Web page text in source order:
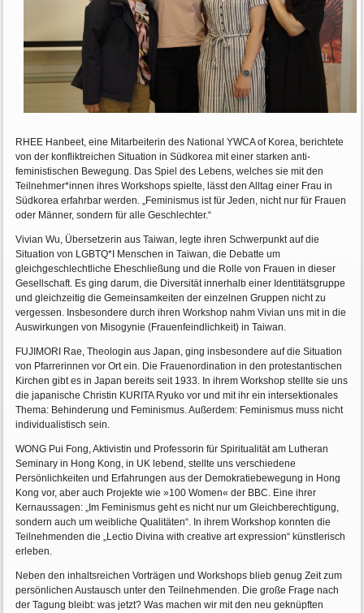
RHEE Hanbeet, eine Mitarbeiterin des National YWCA of Korea, berichtete
von der konfliktreichen Situation in Südkorea mit einer starken anti-
feministischen Bewegung. Das Spiel des Lebens, welches sie mit den
Teilnehmer*innen ihres Workshops spielte, lässt den Alltag einer Frau in
Südkorea erfahrbar werden. „Feminismus ist für Jeden, nicht nur für Frauen
oder Männer, sondern für alle Geschlechter.“
Vivian Wu, Übersetzerin aus Taiwan, legte ihren Schwerpunkt auf die
Situation von LGBTQ*I Menschen in Taiwan, die Debatte um
gleichgeschlechtliche Eheschließung und die Rolle von Frauen in dieser
Gesellschaft. Es ging darum, die Diversität innerhalb einer Identitätsgruppe
und gleichzeitig die Gemeinsamkeiten der einzelnen Gruppen nicht zu
vergessen. Insbesondere durch ihren Workshop nahm Vivian uns mit in die
Auswirkungen von Misogynie (Frauenfeindlichkeit) in Taiwan.
FUJIMORI Rae, Theologin aus Japan, ging insbesondere auf die Situation
von Pfarrerinnen vor Ort ein. Die Frauenordination in den protestantischen
Kirchen gibt es in Japan bereits seit 1933. In ihrem Workshop stellte sie uns
die japanische Christin KURITA Ryuko vor und mit ihr ein intersektionales
Thema: Behinderung und Feminismus. Außerdem: Feminismus muss nicht
individualistisch sein.
WONG Pui Fong, Aktivistin und Professorin für Spiritualität am Lutheran
Seminary in Hong Kong, in UK lebend, stellte uns verschiedene
Persönlichkeiten und Erfahrungen aus der Demokratiebewegung in Hong
Kong vor, aber auch Projekte wie »100 Women« der BBC. Eine ihrer
Kernaussagen: „Im Feminismus geht es nicht nur um Gleichberechtigung,
sondern auch um weibliche Qualitäten“. In ihrem Workshop konnten die
Teilnehmenden die „Lectio Divina with creative art expression“ künstlerisch
erleben.
Neben den inhaltsreichen Vorträgen und Workshops blieb genug Zeit zum
persönlichen Austausch unter den Teilnehmenden. Die große Frage nach
der Tagung bleibt: was jetzt? Was machen wir mit den neu geknüpften